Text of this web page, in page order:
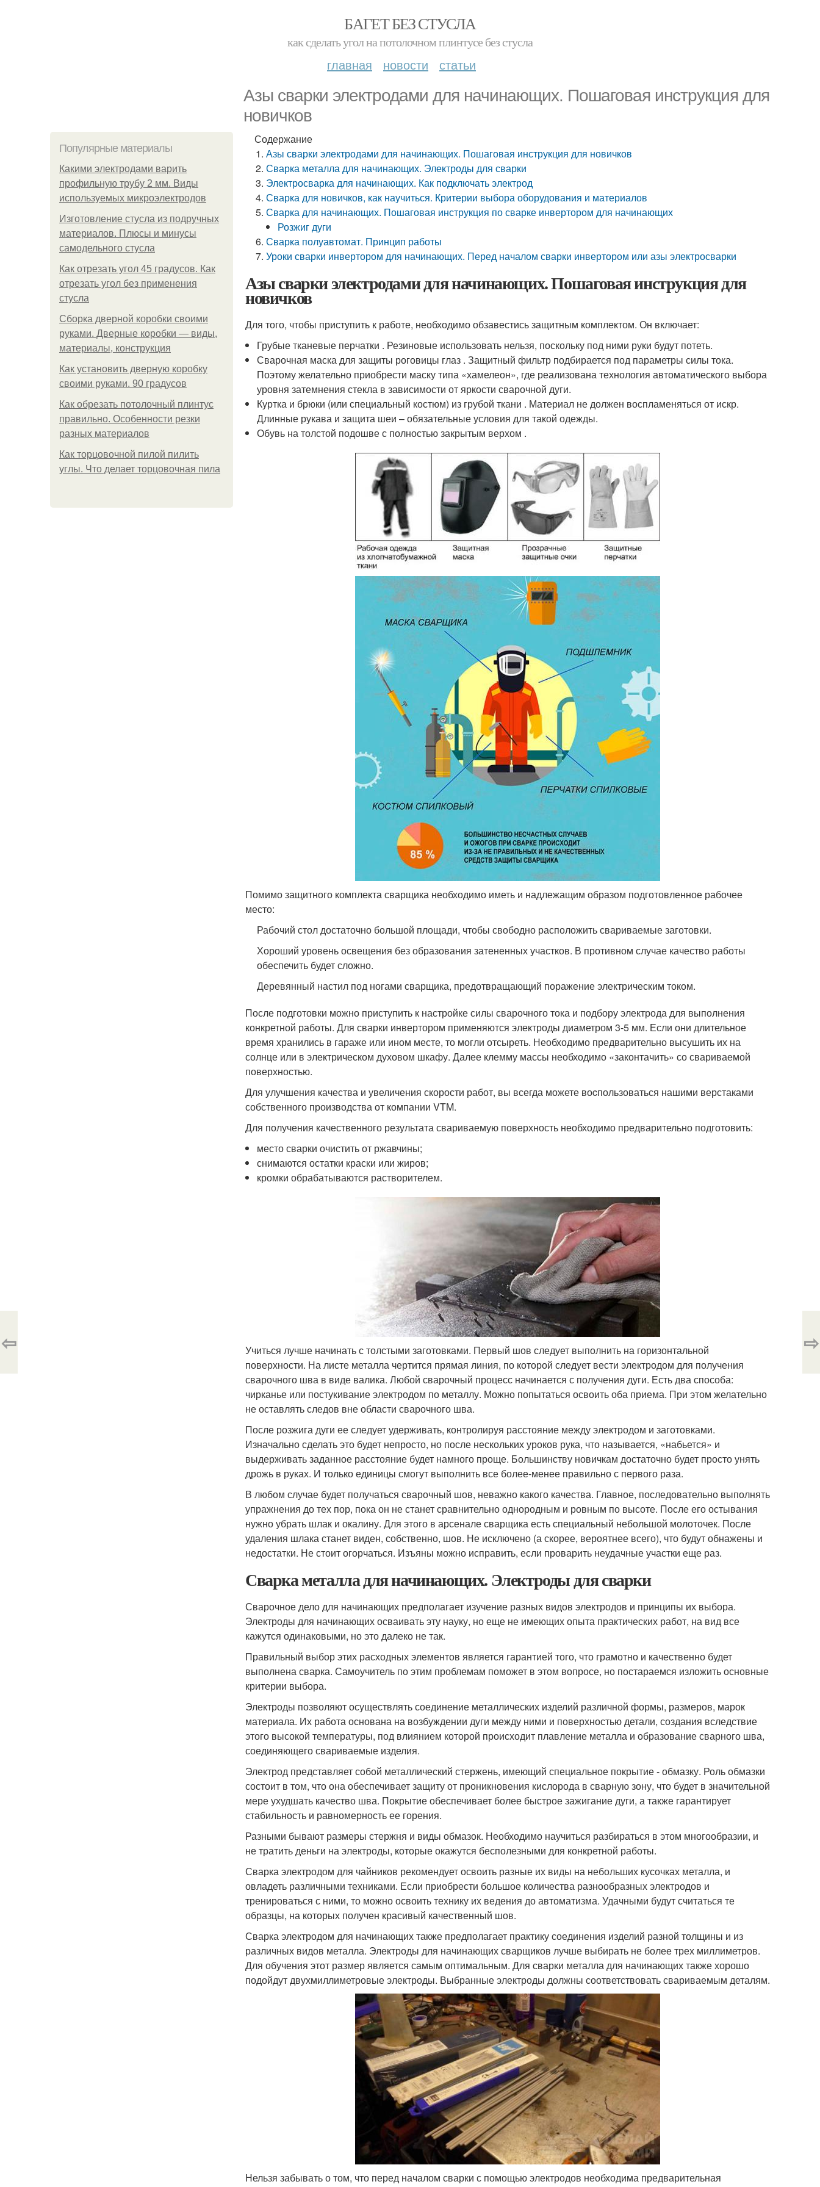
БАГЕТ БЕЗ СТУСЛА
как сделать угол на потолочном плинтусе без стусла
главная новости статьи
Азы сварки электродами для начинающих. Пошаговая инструкция для
новичков
Популярные материалы
Какими электродами варить
профильную трубу 2 мм. Виды
используемых микроэлектродов
Изготовление стусла из подручных
материалов. Плюсы и минусы
самодельного стусла
Как отрезать угол 45 градусов. Как
отрезать угол без применения
стусла
Сборка дверной коробки своими
руками. Дверные коробки — виды,
материалы, конструкция
Как установить дверную коробку
своими руками. 90 градусов
Как обрезать потолочный плинтус
правильно. Особенности резки
разных материалов
Как торцовочной пилой пилить
углы. Что делает торцовочная пила
Содержание
Азы сварки электродами для начинающих. Пошаговая инструкция для новичков
Сварка металла для начинающих. Электроды для сварки
Электросварка для начинающих. Как подключать электрод
Сварка для новичков, как научиться. Критерии выбора оборудования и материалов
Сварка для начинающих. Пошаговая инструкция по сварке инвертором для начинающих
Розжиг дуги
Сварка полуавтомат. Принцип работы
Уроки сварки инвертором для начинающих. Перед началом сварки инвертором или азы электросварки
Азы сварки электродами для начинающих. Пошаговая инструкция для
новичков
Для того, чтобы приступить к работе, необходимо обзавестись защитным комплектом. Он включает:
Грубые тканевые перчатки . Резиновые использовать нельзя, поскольку под ними руки будут потеть.
Сварочная маска для защиты роговицы глаз . Защитный фильтр подбирается под параметры силы тока.
Поэтому желательно приобрести маску типа «хамелеон», где реализована технология автоматического выбора
уровня затемнения стекла в зависимости от яркости сварочной дуги.
Куртка и брюки (или специальный костюм) из грубой ткани . Материал не должен воспламеняться от искр.
Длинные рукава и защита шеи – обязательные условия для такой одежды.
Обувь на толстой подошве с полностью закрытым верхом .
Помимо защитного комплекта сварщика необходимо иметь и надлежащим образом подготовленное рабочее
место:
Рабочий стол достаточно большой площади, чтобы свободно расположить свариваемые заготовки.
Хороший уровень освещения без образования затененных участков. В противном случае качество работы
обеспечить будет сложно.
Деревянный настил под ногами сварщика, предотвращающий поражение электрическим током.
После подготовки можно приступить к настройке силы сварочного тока и подбору электрода для выполнения
конкретной работы. Для сварки инвертором применяются электроды диаметром 3-5 мм. Если они длительное
время хранились в гараже или ином месте, то могли отсыреть. Необходимо предварительно высушить их на
солнце или в электрическом духовом шкафу. Далее клемму массы необходимо «законтачить» со свариваемой
поверхностью.
Для улучшения качества и увеличения скорости работ, вы всегда можете воcпользоваться нашими верстаками
собственного производства от компании VTM.
Для получения качественного результата свариваемую поверхность необходимо предварительно подготовить:
место сварки очистить от ржавчины;
снимаются остатки краски или жиров;
кромки обрабатываются растворителем.
Учиться лучше начинать с толстыми заготовками. Первый шов следует выполнить на горизонтальной
поверхности. На листе металла чертится прямая линия, по которой следует вести электродом для получения
сварочного шва в виде валика. Любой сварочный процесс начинается с получения дуги. Есть два способа:
чирканье или постукивание электродом по металлу. Можно попытаться освоить оба приема. При этом желательно
не оставлять следов вне области сварочного шва.
После розжига дуги ее следует удерживать, контролируя расстояние между электродом и заготовками.
Изначально сделать это будет непросто, но после нескольких уроков рука, что называется, «набьется» и
выдерживать заданное расстояние будет намного проще. Большинству новичкам достаточно будет просто унять
дрожь в руках. И только единицы смогут выполнить все более-менее правильно с первого раза.
В любом случае будет получаться сварочный шов, неважно какого качества. Главное, последовательно выполнять
упражнения до тех пор, пока он не станет сравнительно однородным и ровным по высоте. После его остывания
нужно убрать шлак и окалину. Для этого в арсенале сварщика есть специальный небольшой молоточек. После
удаления шлака станет виден, собственно, шов. Не исключено (а скорее, вероятнее всего), что будут обнажены и
недостатки. Не стоит огорчаться. Изъяны можно исправить, если проварить неудачные участки еще раз.
Сварка металла для начинающих. Электроды для сварки
Сварочное дело для начинающих предполагает изучение разных видов электродов и принципы их выбора.
Электроды для начинающих осваивать эту науку, но еще не имеющих опыта практических работ, на вид все
кажутся одинаковыми, но это далеко не так.
Правильный выбор этих расходных элементов является гарантией того, что грамотно и качественно будет
выполнена сварка. Самоучитель по этим проблемам поможет в этом вопросе, но постараемся изложить основные
критерии выбора.
Электроды позволяют осуществлять соединение металлических изделий различной формы, размеров, марок
материала. Их работа основана на возбуждении дуги между ними и поверхностью детали, создания вследствие
этого высокой температуры, под влиянием которой происходит плавление металла и образование сварного шва,
соединяющего свариваемые изделия.
Электрод представляет собой металлический стержень, имеющий специальное покрытие - обмазку. Роль обмазки
состоит в том, что она обеспечивает защиту от проникновения кислорода в сварную зону, что будет в значительной
мере ухудшать качество шва. Покрытие обеспечивает более быстрое зажигание дуги, а также гарантирует
стабильность и равномерность ее горения.
Разными бывают размеры стержня и виды обмазок. Необходимо научиться разбираться в этом многообразии, и
не тратить деньги на электроды, которые окажутся бесполезными для конкретной работы.
Сварка электродом для чайников рекомендует освоить разные их виды на небольших кусочках металла, и
овладеть различными техниками. Если приобрести большое количества разнообразных электродов и
тренироваться с ними, то можно освоить технику их ведения до автоматизма. Удачными будут считаться те
образцы, на которых получен красивый качественный шов.
Сварка электродом для начинающих также предполагает практику соединения изделий разной толщины и из
различных видов металла. Электроды для начинающих сварщиков лучше выбирать не более трех миллиметров.
Для обучения этот размер является самым оптимальным. Для сварки металла для начинающих также хорошо
подойдут двухмиллиметровые электроды. Выбранные электроды должны соответствовать свариваемым деталям.
Нельзя забывать о том, что перед началом сварки с помощью электродов необходима предварительная
⇦ ⇨